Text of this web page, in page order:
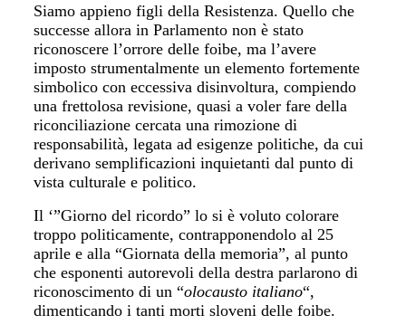
Siamo appieno figli della Resistenza. Quello che
successe allora in Parlamento non è stato
riconoscere l’orrore delle foibe, ma l’avere
imposto strumentalmente un elemento fortemente
simbolico con eccessiva disinvoltura, compiendo
una frettolosa revisione, quasi a voler fare della
riconciliazione cercata una rimozione di
responsabilità, legata ad esigenze politiche, da cui
derivano semplificazioni inquietanti dal punto di
vista culturale e politico.
Il ‘”Giorno del ricordo” lo si è voluto colorare
troppo politicamente, contrapponendolo al 25
aprile e alla “Giornata della memoria”, al punto
che esponenti autorevoli della destra parlarono di
riconoscimento di un “olocausto italiano“,
dimenticando i tanti morti sloveni delle foibe.